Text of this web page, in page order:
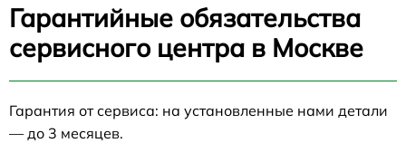
Гарантийные обязательства
сервисного центра в Москве
Гарантия от сервиса: на установленные нами детали
— до 3 месяцев.